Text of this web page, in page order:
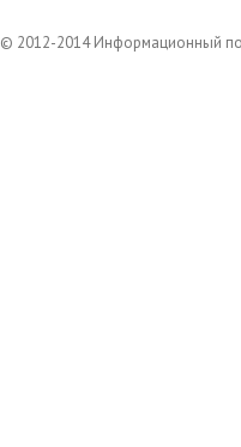
© 2012-2014 Информационный